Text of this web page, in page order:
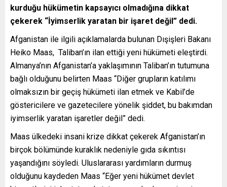
kurduğu hükümetin kapsayıcı olmadığına dikkat
çekerek “İyimserlik yaratan bir işaret değil” dedi.
Afganistan ile ilgili açıklamalarda bulunan Dışişleri Bakanı
Heiko Maas, Taliban’ın ilan ettiği yeni hükümeti eleştirdi.
Almanya’nın Afganistan’a yaklaşımının Taliban’ın tutumuna
bağlı olduğunu belirten Maas “Diğer grupların katılımı
olmaksızın bir geçiş hükümeti ilan etmek ve Kabil’de
göstericilere ve gazetecilere yönelik şiddet, bu bakımdan
iyimserlik yaratan işaretler değil” dedi.
Maas ülkedeki insani krize dikkat çekerek Afganistan’ın
birçok bölümünde kuraklık nedeniyle gıda sıkıntısı
yaşandığını söyledi. Uluslararası yardımların durmuş
olduğunu kaydeden Maas “Eğer yeni hükümet devlet